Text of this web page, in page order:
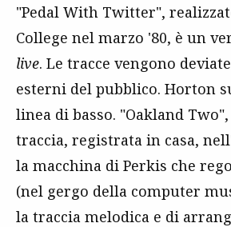
"Pedal With Twitter",
College nel marzo '80, è un
live. Le tracce vengono
esterni del pubblico. Horton
linea di basso. "Oakland
traccia, registrata in casa,
la macchina di Perkis che
(nel gergo della computer
la traccia melodica e di